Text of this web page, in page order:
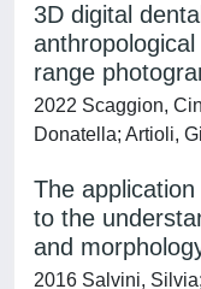
3D digital
range
2022 Scaggion,
Donatella; Artioli,
The
to the
and
2016 Salvini,